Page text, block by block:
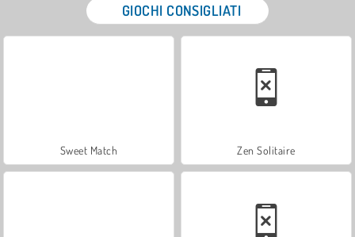
GIOCHI CONSIGLIATI
Sweet Match Zen Solitaire